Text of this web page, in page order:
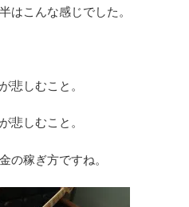
はこんな感じでした。
悲しむこと。
悲しむこと。
の稼ぎ方ですね。